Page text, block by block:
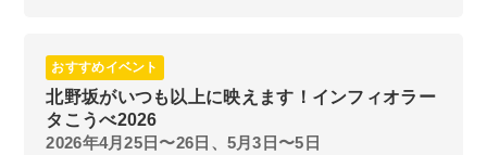
2026年4月25日〜26日、5月3日〜5日
北野坂がいつも以上に映えます！インフィオラー
タこうべ2026
おすすめイベント